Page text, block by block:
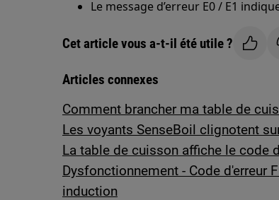
Le message d’erreur E0 / E1
Cet article vous a-t-il été utile ?
Articles connexes
Comment brancher ma table de
Les voyants SenseBoil clignotent
La table de cuisson affiche le code
Dysfonctionnement - Code d'erreur
induction